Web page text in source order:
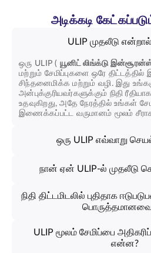
அடிக்கடி
ULIP முதலீடு
ஒரு ULIP ( யூனிட் லிங்க்டு
மற்றும் சேமிப்புகளை ஒரே
சிந்தனைமிக்க மற்றும் வழி. இது
அன்புக்குரியவர்களுக்கும் நிதி
உதவுகிறது, அதே நேரத்தில் உங்கள்
இணைக்கப்பட்ட வருமானம் மூலம்
ஒரு ULIP எவ்வாறு
பிரீமியத்தின் ஒரு பகுதி
ஆயுள்
மீதமுள்ளவை உங்கள் விருப்பப்படி
ஆபத்து மற்றும் நிதி இலக்குகளுடன்
உங்கள் சேமிப்பை எவ்வாறு
நான் ஏன் ULIP-ல் முதலீடு
வேளையில்
, நீண்ட கால சேமிப்பை
விரும்பினால்,ULIP முதலீடுசிறந்தது.
தங்கள் நிதி எதிர்காலத்தைத்
நிதி திட்டமிடலில் புதிதாக
அடிப்படையில் தங்கள் செல்வத்தை
தேடுபவர்களுக்கும் ULIPகள்
சிறிய தொகைகளில் தொடங்கி,
ULIP மூலம் சேமிப்பை
என்ன?